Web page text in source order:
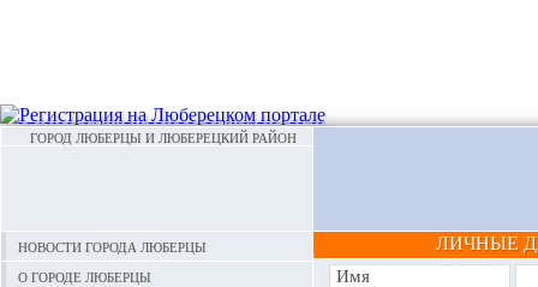
ГОРОД ЛЮБЕРЦЫ И ЛЮБЕРЕЦКИЙ РАЙОН
Новости города Люберцы
О городе Люберцы
ЛИЧНЫЕ